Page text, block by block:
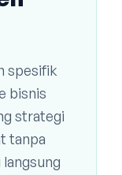
spesifik
bisnis
strategi
tanpa